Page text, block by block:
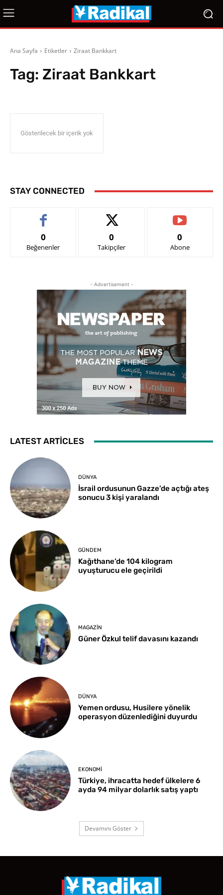
Ana Sayfa Etiketler Ziraat Bankkart
Tag: Ziraat Bankkart
Gösterilecek bir içerik yok
STAY CONNECTED
0
Beğenenler
0
Takipçiler
0
Abone
- Advertisement -
LATEST ARTICLES
DÜNYA
İsrail ordusunun Gazze’de açtığı ateş
sonucu 3 kişi yaralandı
GÜNDEM
Kağıthane’de 104 kilogram
uyuşturucu ele geçirildi
MAGAZIN
Güner Özkul telif davasını kazandı
DÜNYA
Yemen ordusu, Husilere yönelik
operasyon düzenlediğini duyurdu
EKONOMI
Türkiye, ihracatta hedef ülkelere 6
ayda 94 milyar dolarlık satış yaptı
Devamını Göster